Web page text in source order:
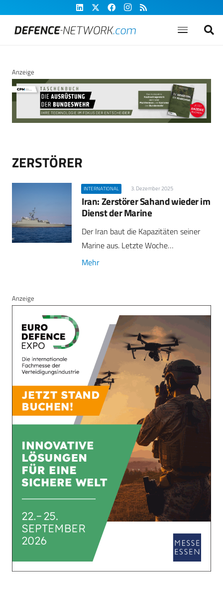
Anzeige
ZERSTÖRER
INTERNATIONAL 3. Dezember 2025
Iran: Zerstörer Sahand wieder im
Dienst der Marine
Der Iran baut die Kapazitäten seiner
Marine aus. Letzte Woche…
Mehr
Anzeige